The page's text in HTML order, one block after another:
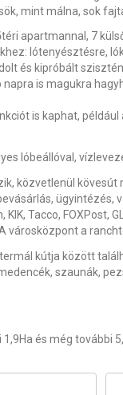
mint málna, sok
apartmannal, 7
lótenyésztésre,
és kipróbált
is magukra
is kaphat,
lóbeállóval,
közvetlenül
Tacco, FOXPost,
városközpont a
kútja között
szaunák,
és még további